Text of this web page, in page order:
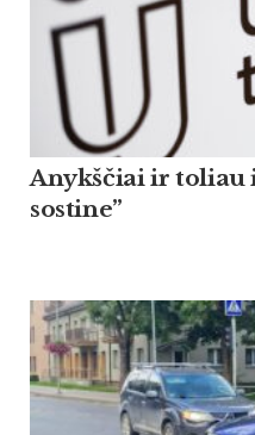
Anykščiai ir toliau
sostine”